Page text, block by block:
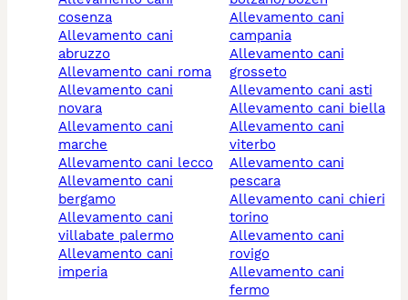
cosenza
allevamento cani
abruzzo
allevamento cani roma
allevamento cani
novara
allevamento cani
marche
allevamento cani lecco
allevamento cani
bergamo
allevamento cani
villabate palermo
allevamento cani
imperia
allevamento cani
campania
allevamento cani
grosseto
allevamento cani asti
allevamento cani biella
allevamento cani
viterbo
allevamento cani
pescara
allevamento cani chieri
torino
allevamento cani
rovigo
allevamento cani
fermo